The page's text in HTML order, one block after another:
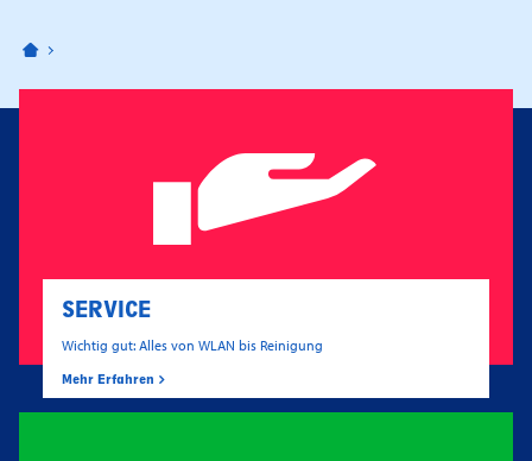
Bahnhofspassagen Potsdam
SERVICE
Wichtig gut: Alles von WLAN bis Reinigung
Mehr Erfahren